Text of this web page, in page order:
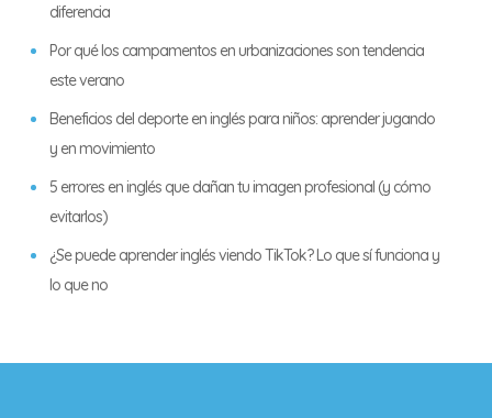
diferencia
Por qué los campamentos en urbanizaciones son tendencia
este verano
Beneficios del deporte en inglés para niños: aprender jugando
y en movimiento
5 errores en inglés que dañan tu imagen profesional (y cómo
evitarlos)
¿Se puede aprender inglés viendo TikTok? Lo que sí funciona y
lo que no